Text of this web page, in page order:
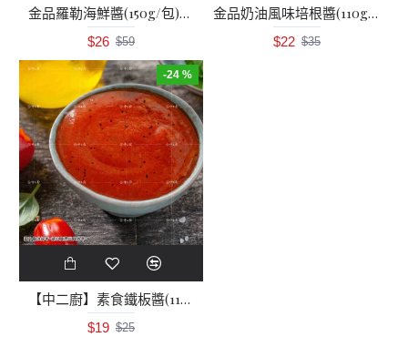
金品羅勒海鮮醬(150g/包)冷凍醬
$26 $59
金品奶油風味培根醬(110g/包)冷凍醬
$22 $35
-24 %
【中二廚】素食鐵板醬(110g/包)冷凍醬
$19 $25